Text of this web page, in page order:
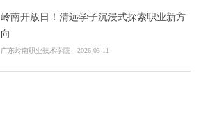
岭南开放日！清远学子沉浸式探索职业新方
向
广东岭南职业技术学院 2026-03-11